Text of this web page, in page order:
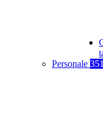
Personale 351